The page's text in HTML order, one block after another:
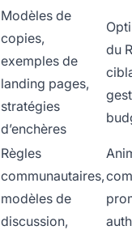
Modèles de
copies,
exemples de
landing pages,
stratégies
d’enchères
du
Règles
communautaires,
modèles de
discussion,